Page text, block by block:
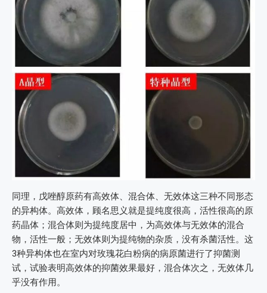
同理，戊唑醇原药有高效体、混合体、无效体这三种不同形态
的异构体。高效体，顾名思义就是提纯度很高，活性很高的原
药晶体；混合体则为提纯度居中，为高效体与无效体的混合
物，活性一般；无效体则为提纯物的杂质，没有杀菌活性。这
3种异构体也在室内对玫瑰花白粉病的病原菌进行了抑菌测
试，试验表明高效体的抑菌效果最好，混合体次之，无效体几
乎没有作用。